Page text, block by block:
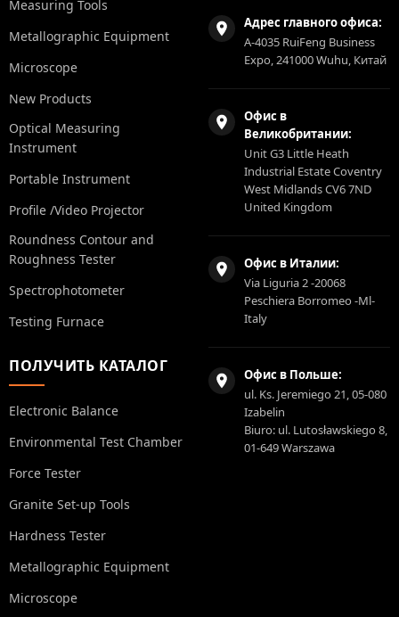
Measuring Tools
Metallographic Equipment
Microscope
New Products
Optical Measuring
Instrument
Portable Instrument
Profile /Video Projector
Roundness Contour and
Roughness Tester
Spectrophotometer
Testing Furnace
ПОЛУЧИТЬ КАТАЛОГ
Electronic Balance
Environmental Test Chamber
Force Tester
Granite Set-up Tools
Hardness Tester
Metallographic Equipment
Microscope
Адрес главного офиса:
A-4035 RuiFeng Business
Expo, 241000 Wuhu, Китай
Офис в
Великобритании:
Unit G3 Little Heath
Industrial Estate Coventry
West Midlands CV6 7ND
United Kingdom
Офис в Италии:
Via Liguria 2 -20068
Peschiera Borromeo -Ml-
Italy
Офис в Польше:
ul. Ks. Jeremiego 21, 05-080
Izabelin
Biuro: ul. Lutosławskiego 8,
01-649 Warszawa